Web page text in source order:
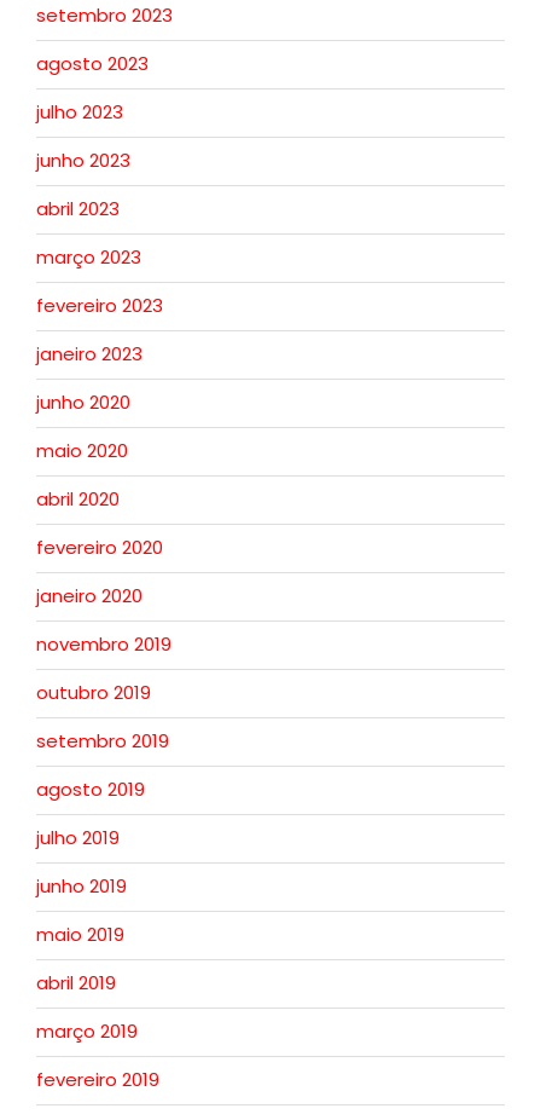
setembro 2023
agosto 2023
julho 2023
junho 2023
abril 2023
março 2023
fevereiro 2023
janeiro 2023
junho 2020
maio 2020
abril 2020
fevereiro 2020
janeiro 2020
novembro 2019
outubro 2019
setembro 2019
agosto 2019
julho 2019
junho 2019
maio 2019
abril 2019
março 2019
fevereiro 2019